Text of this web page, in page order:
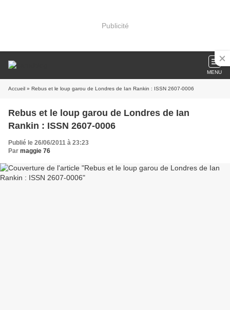
Publicité
MENU
Accueil » Rebus et le loup garou de Londres de Ian Rankin : ISSN 2607-0006
Rebus et le loup garou de Londres de Ian
Rankin : ISSN 2607-0006
Publié le 26/06/2011 à 23:23
Par maggie 76